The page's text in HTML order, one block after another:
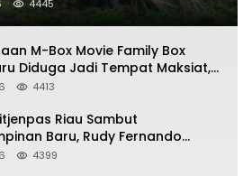
4445
M-Box Movie Family Box
Diduga Jadi Tempat Maksiat,
Minta Pemerintah Lakukan
4413
Riau Sambut
Baru, Rudy Fernando
Menjabat Kakanwil
4399